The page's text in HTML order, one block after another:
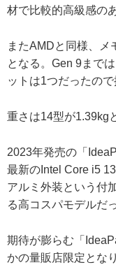
材で比較的高級感の
またAMDと同様、メ
となる。Gen 9まで
ットは1つだったので
重さは14型が1.39kg
2023年発売の「
最新のIntel Core i5
アルミ外装という付
る高コスパモデルだ
期待が膨らむ「
かの量販店限定とな